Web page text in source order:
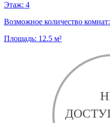
Этаж: 4
Возможное количество комнат:
Площадь: 12.5 м²